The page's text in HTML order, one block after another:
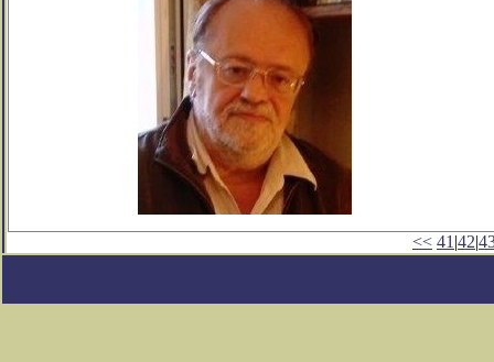
<< 41 |42|